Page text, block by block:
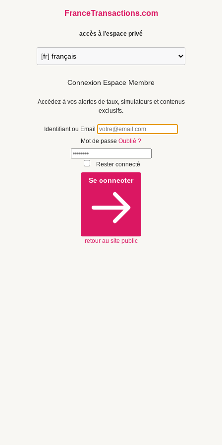
FranceTransactions.com
accès à l’espace privé
Connexion Espace Membre
Accédez à vos alertes de taux, simulateurs et contenus
exclusifs.
Identifiant ou Email
Mot de passe Oublié ?
Rester connecté
Se connecter
retour au site public